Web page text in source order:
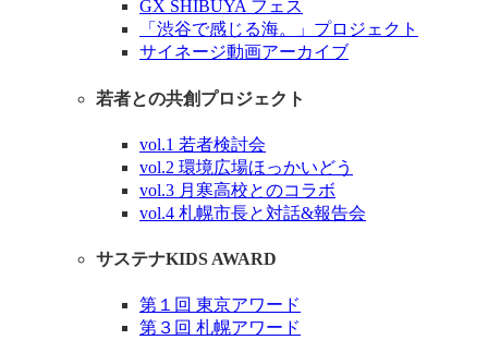
GX SHIBUYA フェス
「渋谷で感じる海。」プロジェクト
サイネージ動画アーカイブ
若者との共創プロジェクト
vol.1 若者検討会
vol.2 環境広場ほっかいどう
vol.3 月寒高校とのコラボ
vol.4 札幌市長と対話&報告会
サステナKIDS AWARD
第１回 東京アワード
第３回 札幌アワード